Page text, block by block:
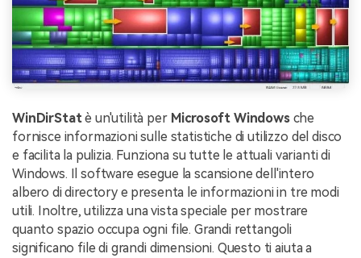
WinDirStatè un'utilità per Microsoft Windowsche
fornisce informazioni sulle statistiche di utilizzo del disco
e facilita la pulizia. Funziona su tutte le attuali varianti di
Windows. Il software esegue la scansione dell'intero
albero di directory e presenta le informazioni in tre modi
utili. Inoltre, utilizza una vista speciale per mostrare
quanto spazio occupa ogni file. Grandi rettangoli
significano file di grandi dimensioni. Questo ti aiuta a